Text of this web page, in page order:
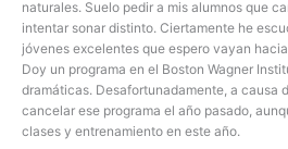
naturales. Suelo pedir a mis alumnos que
intentar sonar distinto. Ciertamente he
jóvenes excelentes que espero vayan
Doy un programa en el Boston Wagner
dramáticas. Desafortunadamente, a causa
cancelar ese programa el año pasado,
clases y entrenamiento en este año.